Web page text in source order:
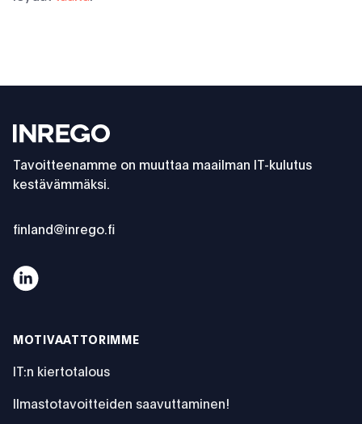
Inrego
Tavoitteenamme on muuttaa maailman IT-kulutus
kestävämmäksi.
finland@inrego.fi
Yritysvastuu
MOTIVAATTORIMME
IT:n kiertotalous
Ilmastotavoitteiden saavuttaminen!